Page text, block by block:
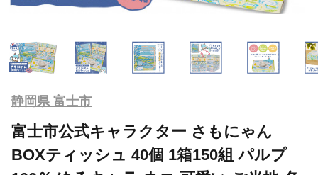
静岡県 富士市
富士市公式キャラクター さもにゃん
BOXティッシュ 40個 1箱150組 パルプ